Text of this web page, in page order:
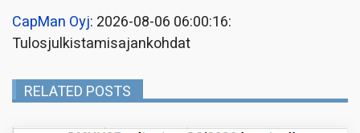
CapMan Oyj: 2026-08-06 06:00:16:
Tulosjulkistamisajankohdat
RELATED POSTS